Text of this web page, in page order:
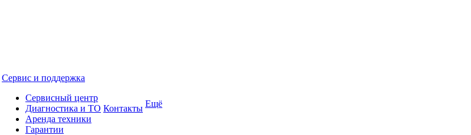
Сервис и поддержка
Сервисный центр
Диагностика и ТО
Аренда техники
Гарантии
Контакты Ещё